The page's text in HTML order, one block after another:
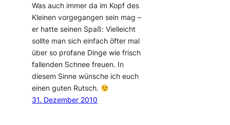
Was auch immer da im Kopf des
Kleinen vorgegangen sein mag –
er hatte seinen Spaß: Vielleicht
sollte man sich einfach öfter mal
über so profane Dinge wie frisch
fallenden Schnee freuen. In
diesem Sinne wünsche ich euch
einen guten Rutsch.
31. Dezember 2010